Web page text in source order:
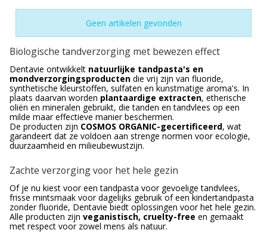
Geen artikelen gevonden
Biologische tandverzorging met bewezen effect
Dentavie ontwikkelt natuurlijke tandpasta's en
mondverzorgingsproducten die vrij zijn van fluoride,
synthetische kleurstoffen, sulfaten en kunstmatige aroma's. In
plaats daarvan worden plantaardige extracten, etherische
oliën en mineralen gebruikt, die tanden en tandvlees op een
milde maar effectieve manier beschermen.
De producten zijn COSMOS ORGANIC-gecertificeerd, wat
garandeert dat ze voldoen aan strenge normen voor ecologie,
duurzaamheid en milieubewustzijn.
Zachte verzorging voor het hele gezin
Of je nu kiest voor een tandpasta voor gevoelige tandvlees,
frisse mintsmaak voor dagelijks gebruik of een kindertandpasta
zonder fluoride, Dentavie biedt oplossingen voor het hele gezin.
Alle producten zijn veganistisch, cruelty-free en gemaakt
met respect voor zowel mens als natuur.